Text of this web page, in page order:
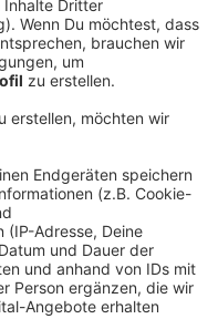
15:25
bitten uns, auf die